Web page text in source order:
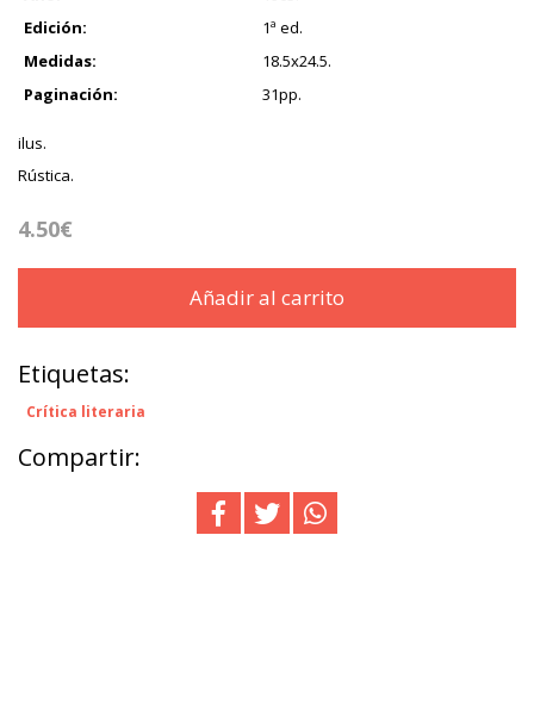
Edición:
1ª ed.
Medidas:
18.5x24.5.
Paginación:
31pp.
ilus.
Rústica.
4.50€
Añadir al carrito
Etiquetas:
Crítica literaria
Compartir: